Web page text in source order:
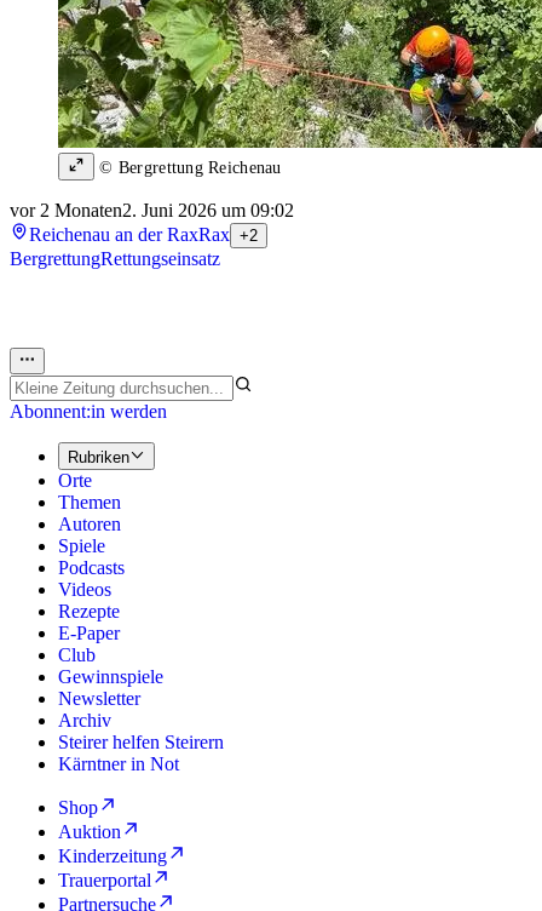
© Bergrettung Reichenau
vor 2 Monaten2. Juni 2026 um 09:02
Reichenau an der RaxRax +2
BergrettungRettungseinsatz
Abonnent:in werden
Rubriken
Orte
Themen
Autoren
Spiele
Podcasts
Videos
Rezepte
E-Paper
Club
Gewinnspiele
Newsletter
Archiv
Steirer helfen Steirern
Kärntner in Not
Shop
Auktion
Kinderzeitung
Trauerportal
Partnersuche